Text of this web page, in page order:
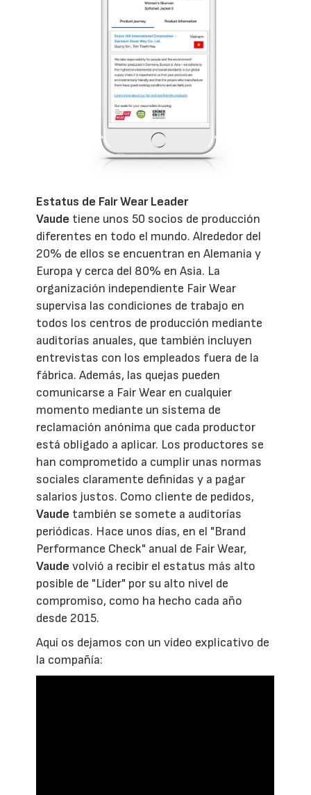
Estatus de Fair Wear Leader
Vaude tiene unos 50 socios de producción
diferentes en todo el mundo. Alrededor del
20% de ellos se encuentran en Alemania y
Europa y cerca del 80% en Asia. La
organización independiente Fair Wear
supervisa las condiciones de trabajo en
todos los centros de producción mediante
auditorías anuales, que también incluyen
entrevistas con los empleados fuera de la
fábrica. Además, las quejas pueden
comunicarse a Fair Wear en cualquier
momento mediante un sistema de
reclamación anónima que cada productor
está obligado a aplicar. Los productores se
han comprometido a cumplir unas normas
sociales claramente definidas y a pagar
salarios justos. Como cliente de pedidos,
Vaude también se somete a auditorías
periódicas. Hace unos días, en el "Brand
Performance Check" anual de Fair Wear,
Vaude volvió a recibir el estatus más alto
posible de "Líder" por su alto nivel de
compromiso, como ha hecho cada año
desde 2015.
Aquí os dejamos con un vídeo explicativo de
la compañía: